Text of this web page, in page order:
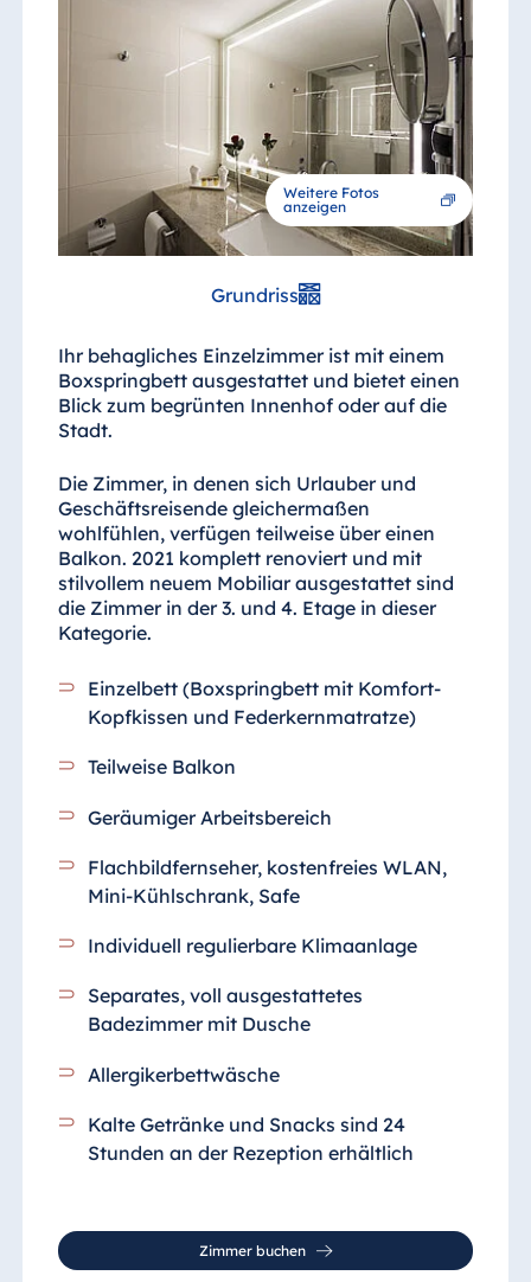
Weitere Fotos
anzeigen
Grundriss
Ihr behagliches Einzelzimmer ist mit einem
Boxspringbett ausgestattet und bietet einen
Blick zum begrünten Innenhof oder auf die
Stadt.
Die Zimmer, in denen sich Urlauber und
Geschäftsreisende gleichermaßen
wohlfühlen, verfügen teilweise über einen
Balkon. 2021 komplett renoviert und mit
stilvollem neuem Mobiliar ausgestattet sind
die Zimmer in der 3. und 4. Etage in dieser
Kategorie.
Einzelbett (Boxspringbett mit Komfort-
Kopfkissen und Federkernmatratze)
Teilweise Balkon
Geräumiger Arbeitsbereich
Flachbildfernseher, kostenfreies WLAN,
Mini-Kühlschrank, Safe
Individuell regulierbare Klimaanlage
Separates, voll ausgestattetes
Badezimmermit Dusche
Allergikerbettwäsche
Kalte Getränke und Snacks sind 24
Stunden an der Rezeption erhältlich
Zimmer buchen